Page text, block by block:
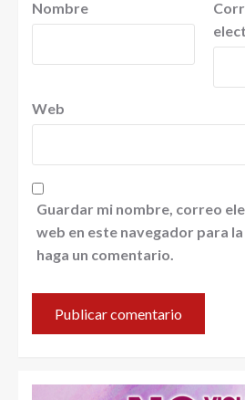
Nombre
Web
Guardar mi nombre, correo
web en este navegador para
haga un comentario.